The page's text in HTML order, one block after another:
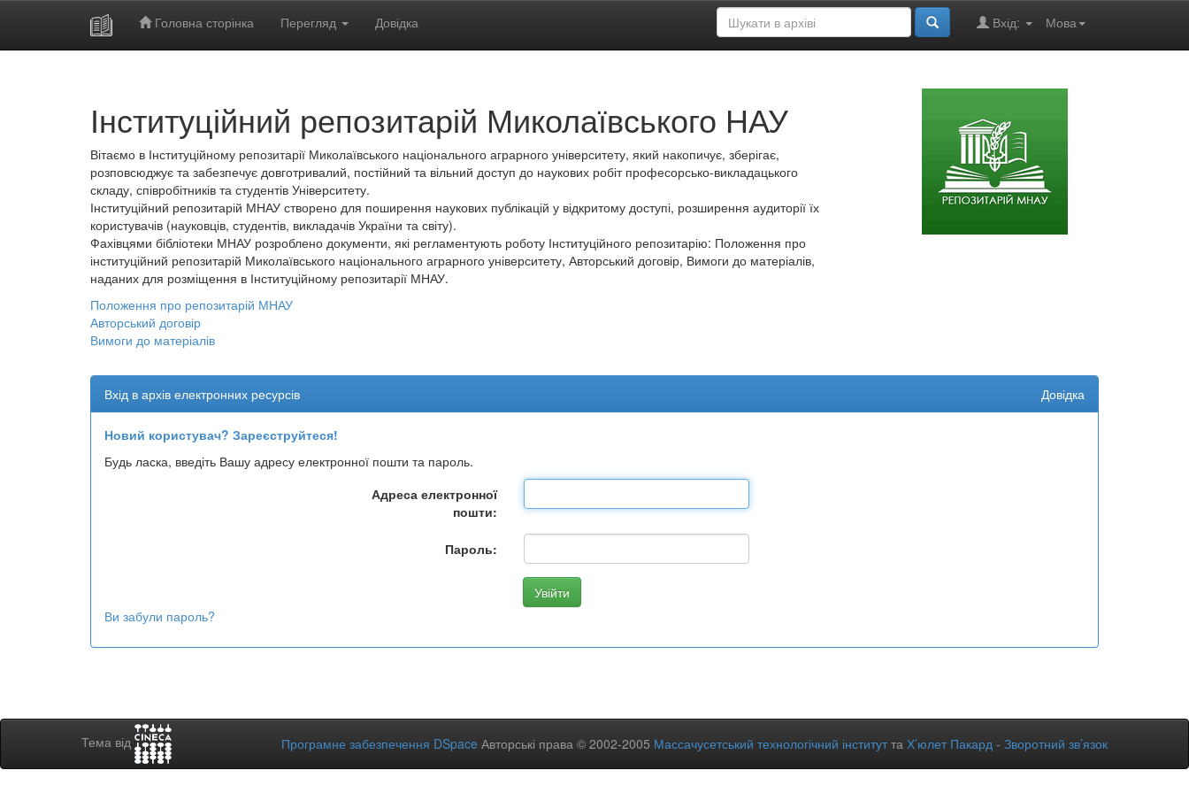
Головна сторінка Перегляд Довідка Мова
Вхід:
Інституційний репозитарій Миколаївського НАУ
Вітаємо в Інституційному репозитарії Миколаївського національного аграрного університету, який накопичує, зберігає,
розповсюджує та забезпечує довготривалий, постійний та вільний доступ до наукових робіт професорсько-викладацького
складу, співробітників та студентів Університету.
Інституційний репозитарій МНАУ створено для поширення наукових публікацій у відкритому доступі, розширення аудиторії їх
користувачів (науковців, студентів, викладачів України та світу).
Фахівцями бібліотеки МНАУ розроблено документи, які регламентують роботу Інституційного репозитарію: Положення про
інституційний репозитарій Миколаївського національного аграрного університету, Авторський договір, Вимоги до матеріалів,
наданих для розміщення в Інституційному репозитарії МНАУ.
Положення про репозитарій МНАУ
Авторський договір
Вимоги до матеріалів
Вхід в архів електронних ресурсів Довідка
Новий користувач? Зареєструйтеся!
Будь ласка, введіть Вашу адресу електронної пошти та пароль.
Адреса електронної
пошти:
Пароль:
Ви забули пароль?
Тема від Програмне забезпечення DSpace Авторські права © 2002-2005 Массачусетський технологічний інститутта Х’юлет Пакард - Зворотний зв’язок